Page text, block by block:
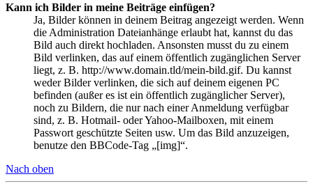
Kann ich Bilder in meine Beiträge einfügen?
Ja, Bilder können in deinem Beitrag angezeigt werden. Wenn
die Administration Dateianhänge erlaubt hat, kannst du das
Bild auch direkt hochladen. Ansonsten musst du zu einem
Bild verlinken, das auf einem öffentlich zugänglichen Server
liegt, z. B. http://www.domain.tld/mein-bild.gif. Du kannst
weder Bilder verlinken, die sich auf deinem eigenen PC
befinden (außer es ist ein öffentlich zugänglicher Server),
noch zu Bildern, die nur nach einer Anmeldung verfügbar
sind, z. B. Hotmail- oder Yahoo-Mailboxen, mit einem
Passwort geschützte Seiten usw. Um das Bild anzuzeigen,
benutze den BBCode-Tag „[img]“.
Nach oben